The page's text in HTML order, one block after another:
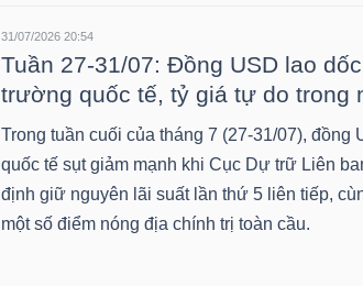
31/07/2026 20:54
Tuần 27-31/07: Đồng USD lao
trường quốc tế, tỷ giá tự do trong
Trong tuần cuối của tháng 7 (27-31/07), đồng
quốc tế sụt giảm mạnh khi Cục Dự trữ Liên
định giữ nguyên lãi suất lần thứ 5 liên tiếp,
một số điểm nóng địa chính trị toàn cầu.